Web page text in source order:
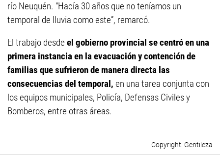
río Neuquén. “Hacía 30 años que no teníamos un
temporal de lluvia como este”, remarcó.
El trabajo desde el gobierno provincial se centró en una
primera instancia en la evacuación y contención de
familias que sufrieron de manera directa las
consecuencias del temporal, en una tarea conjunta con
los equipos municipales, Policía, Defensas Civiles y
Bomberos, entre otras áreas.
Gentileza